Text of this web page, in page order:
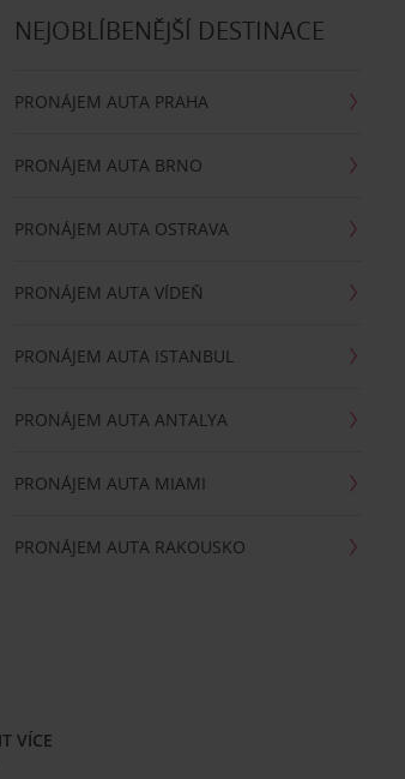
NEJOBLÍBENĚJŠÍ DESTINACE
PRONÁJEM AUTA PRAHA
PRONÁJEM AUTA BRNO
PRONÁJEM AUTA OSTRAVA
PRONÁJEM AUTA VÍDEŇ
PRONÁJEM AUTA ISTANBUL
PRONÁJEM AUTA ANTALYA
PRONÁJEM AUTA MIAMI
PRONÁJEM AUTA RAKOUSKO
VÍCE